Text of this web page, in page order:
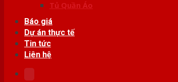
Tủ Quần Áo
Báo giá
Dự án thực tế
Tin tức
Liên hệ